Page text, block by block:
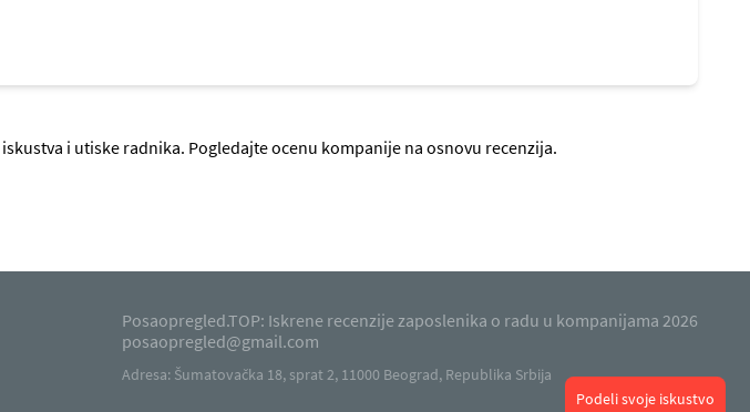
i utiske radnika. Pogledajte ocenu kompanije na osnovu recenzija.
Podeli svoje iskustvo
Posaopregled.TOP: Iskrene recenzije zaposlenika o radu u kompanijama 2026
posaopregled@gmail.com
Adresa: Šumatovačka 18, sprat 2, 11000 Beograd, Republika Srbija